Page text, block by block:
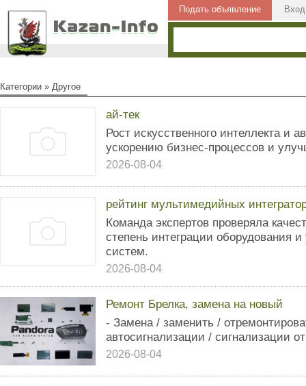
Подать объявление Вход
Категории » Другое
ай-тек
Рост искусственного интеллекта и
ускорению бизнес-процессов и
2026-08-04
рейтинг мультимедийных
Команда экспертов проверяла
степень интеграции оборудования
систем.
2026-08-04
Ремонт Брелка, замена на новый
- Замена / заменить /
автосигнализации / сигнализации
2026-08-04